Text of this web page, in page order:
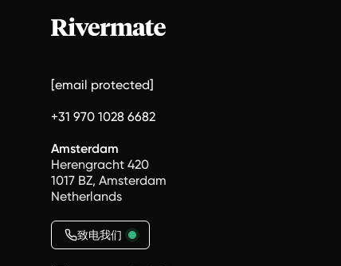
[email protected]
+31 970 1028 6682
Amsterdam
Herengracht 420
1017 BZ, Amsterdam
Netherlands
致电我们